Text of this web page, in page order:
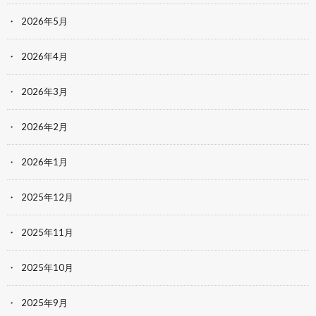
2026年5月
2026年4月
2026年3月
2026年2月
2026年1月
2025年12月
2025年11月
2025年10月
2025年9月